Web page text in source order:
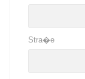
Stra�e